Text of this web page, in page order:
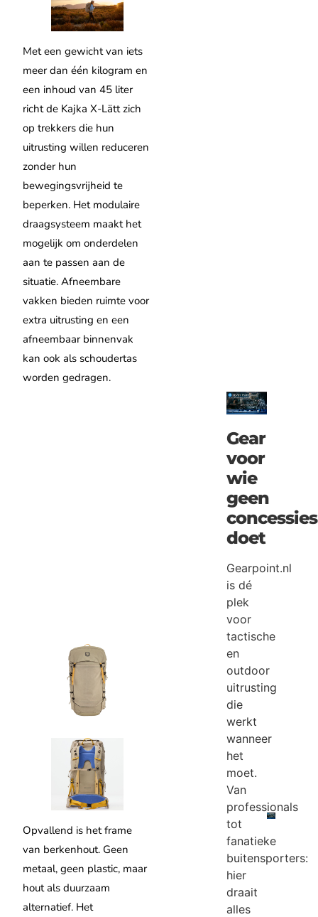
Met een gewicht van iets
meer dan één kilogram en
een inhoud van 45 liter
richt de Kajka X-Lätt zich
op trekkers die hun
uitrusting willen reduceren
zonder hun
bewegingsvrijheid te
beperken. Het modulaire
draagsysteem maakt het
mogelijk om onderdelen
aan te passen aan de
situatie. Afneembare
vakken bieden ruimte voor
extra uitrusting en een
afneembaar binnenvak
kan ook als schoudertas
worden gedragen.
Opvallend is het frame
van berkenhout. Geen
metaal, geen plastic, maar
hout als duurzaam
alternatief. Het
Gear
voor
wie
geen
concessies
doet
Gearpoint.nl
is dé
plek
voor
tactische
en
outdoor
uitrusting
die
werkt
wanneer
het
moet.
Van
professionals
tot
fanatieke
buitensporters:
hier
draait
alles